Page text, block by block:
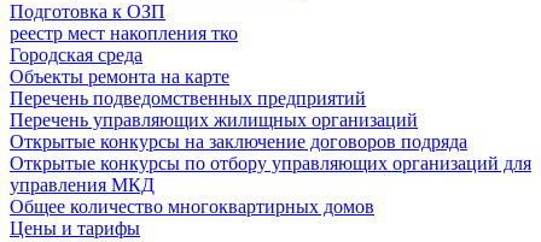
Подготовка к ОЗП
реестр мест накопления тко
Городская среда
Объекты ремонта на карте
Перечень подведомственных предприятий
Перечень управляющих жилищных организаций
Открытые конкурсы на заключение договоров подряда
Открытые конкурсы по отбору управляющих организаций для
управления МКД
Общее количество многоквартирных домов
Цены и тарифы